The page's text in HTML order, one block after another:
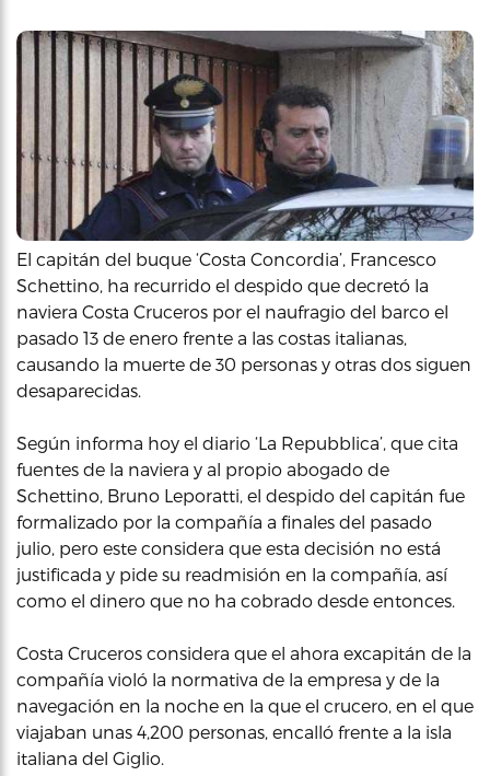
El capitán del buque ‘Costa Concordia’, Francesco
Schettino, ha recurrido el despido que decretó la
naviera Costa Cruceros por el naufragio del barco el
pasado 13 de enero frente a las costas italianas,
causando la muerte de 30 personas y otras dos siguen
desaparecidas.
Según informa hoy el diario ‘La Repubblica’, que cita
fuentes de la naviera y al propio abogado de
Schettino, Bruno Leporatti, el despido del capitán fue
formalizado por la compañía a finales del pasado
julio, pero este considera que esta decisión no está
justificada y pide su readmisión en la compañía, así
como el dinero que no ha cobrado desde entonces.
Costa Cruceros considera que el ahora excapitán de la
compañía violó la normativa de la empresa y de la
navegación en la noche en la que el crucero, en el que
viajaban unas 4,200 personas, encalló frente a la isla
italiana del Giglio.